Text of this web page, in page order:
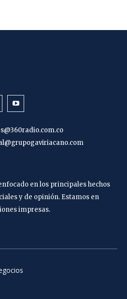
en los principales hechos
y de opinión. Estamos en
impresas.